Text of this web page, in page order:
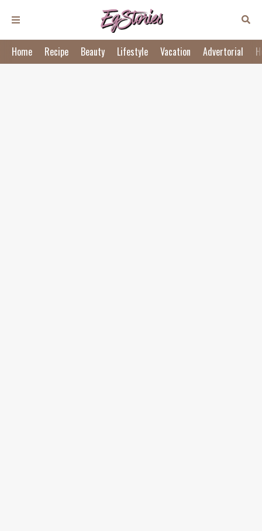
Home Recipe Beauty Lifestyle Vacation Advertorial